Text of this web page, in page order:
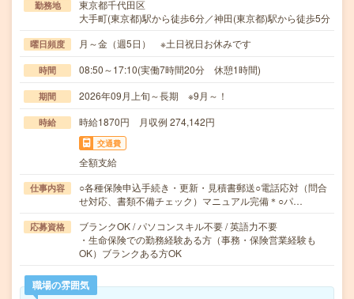
勤務地
東京都千代田区
大手町(東京都)駅から徒歩6分／神田(東京都)駅から徒歩5分
曜日頻度 月～金（週5日） ※土日祝日お休みです
時間 08:50～17:10(実働7時間20分 休憩1時間)
期間 2026年09月上旬～長期 ※9月～！
時給 時給1870円 月収例 274,142円
交通費
全額支給
仕事内容
○各種保険申込手続き・更新・見積書郵送○電話応対（問合
せ対応、書類不備チェック）マニュアル完備＊○パ…
応募資格
ブランクOK / パソコンスキル不要 / 英語力不要
・生命保険での勤務経験ある方（事務・保険営業経験も
OK）ブランクある方OK
職場の雰囲気